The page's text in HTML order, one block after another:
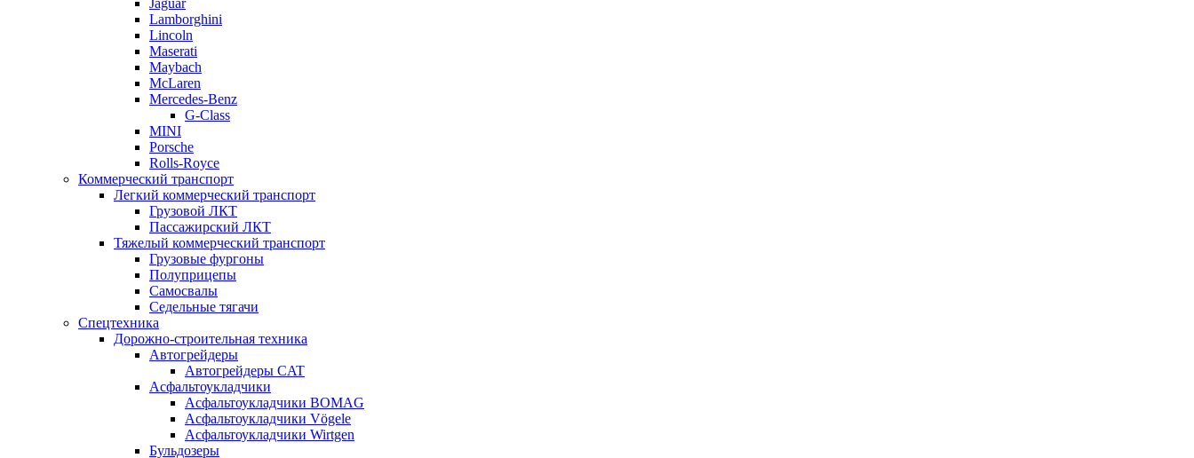
Jaguar
Lamborghini
Lincoln
Maserati
Maybach
McLaren
Mercedes-Benz
G-Class
MINI
Porsche
Rolls-Royce
Коммерческий транспорт
Легкий коммерческий транспорт
Грузовой ЛКТ
Пассажирский ЛКТ
Тяжелый коммерческий транспорт
Грузовые фургоны
Полуприцепы
Самосвалы
Седельные тягачи
Спецтехника
Дорожно-строительная техника
Автогрейдеры
Автогрейдеры CAT
Асфальтоукладчики
Асфальтоукладчики BOMAG
Асфальтоукладчики Vögele
Асфальтоукладчики Wirtgen
Бульдозеры